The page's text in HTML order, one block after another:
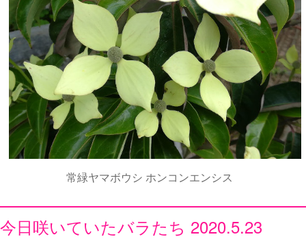
常緑ヤマボウシ ホンコンエンシス
今日咲いていたバラたち 2020.5.23